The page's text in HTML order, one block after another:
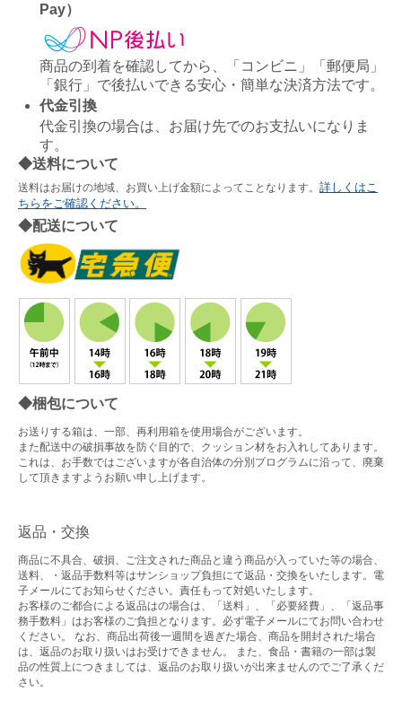
Pay）
商品の到着を確認してから、「コンビニ」「郵便局」
「銀行」で後払いできる安心・簡単な決済方法です。
代金引換
代金引換の場合は、お届け先でのお支払いになりま
す。
◆送料について
送料はお届けの地域、お買い上げ金額によってことなります。 詳しくはこ
ちらをご確認ください。
◆配送について
◆梱包について
お送りする箱は、一部、再利用箱を使用場合がございます。
また配送中の破損事故を防ぐ目的で、クッション材をお入れしてあります。
これは、お手数ではございますが各自治体の分別プログラムに沿って、廃棄
して頂きますようお願い申し上げます。
返品・交換
商品に不具合、破損、ご注文された商品と違う商品が入っていた等の場合、
送料、・返品手数料等はサンショップ負担にて返品・交換をいたします。電
子メールにてお知らせください。責任もって対処いたします。
お客様のご都合による返品はの場合は、「送料」、「必要経費」、「返品事
務手数料」はお客様のご負担となります。必ず電子メールにてお問い合わせ
ください。 なお、商品出荷後一週間を過ぎた場合、商品を開封された場合
は、返品のお取り扱いはお受けできません。 また、食品・書籍の一部は製
品の性質上につきましては、返品のお取り扱いが出来ませんのでご了承くだ
さい。